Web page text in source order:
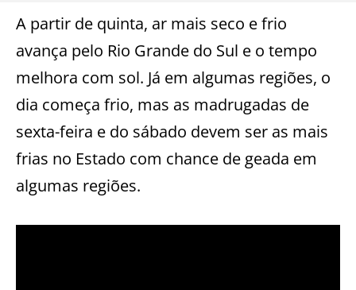
A partir de quinta, ar mais seco e frio
avança pelo Rio Grande do Sul e o tempo
melhora com sol. Já em algumas regiões, o
dia começa frio, mas as madrugadas de
sexta-feira e do sábado devem ser as mais
frias no Estado com chance de geada em
algumas regiões.